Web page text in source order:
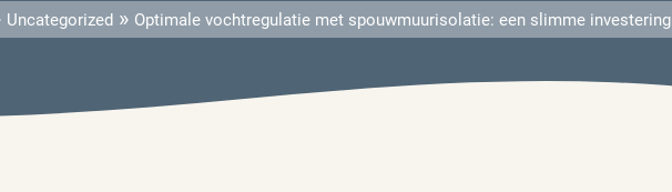
Uncategorized» Optimale vochtregulatie met spouwmuurisolatie: een slimme investering